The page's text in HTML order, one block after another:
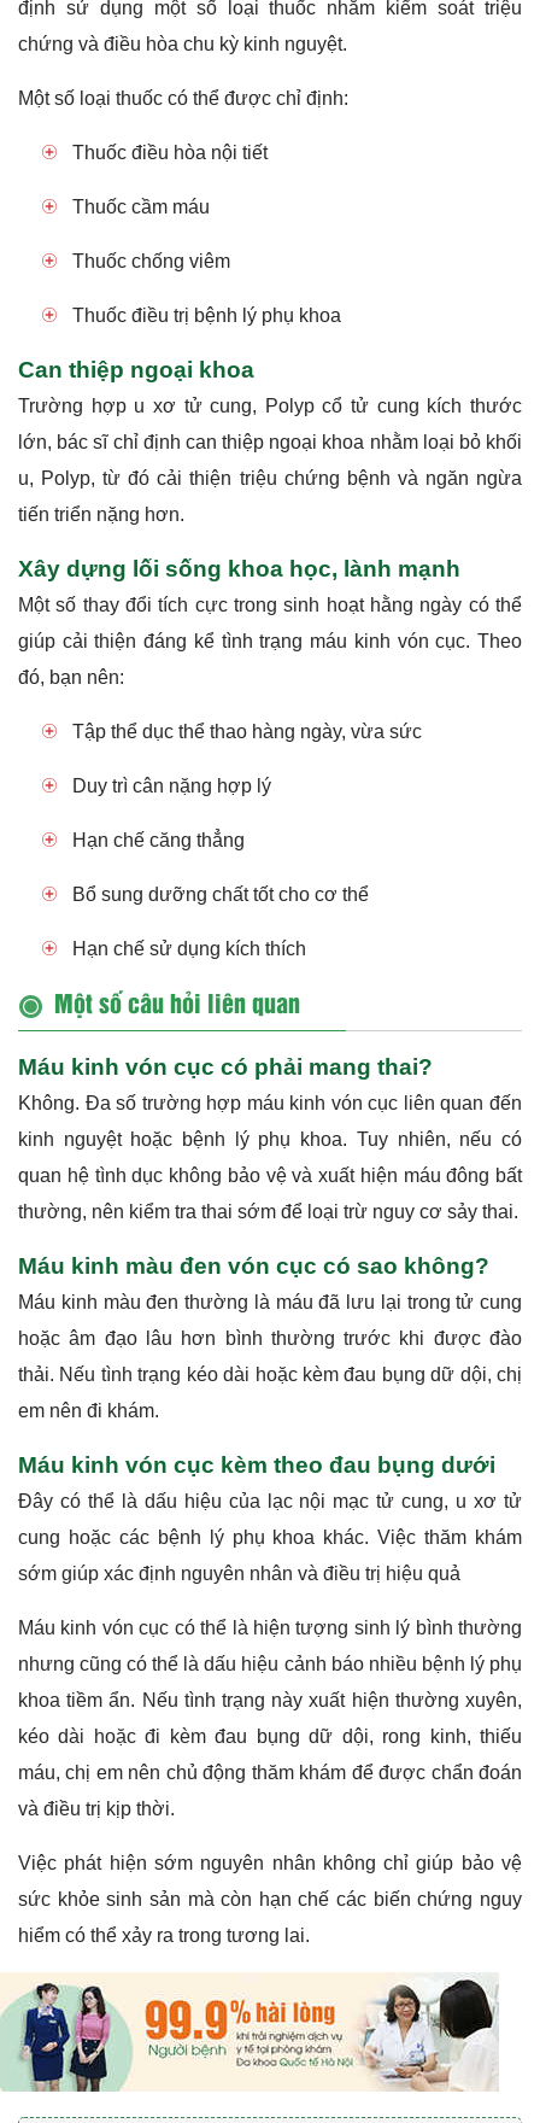
định sử dụng một số loại thuốc nhằm kiểm soát triệu
chứng và điều hòa chu kỳ kinh nguyệt.
Một số loại thuốc có thể được chỉ định:
Thuốc điều hòa nội tiết
Thuốc cầm máu
Thuốc chống viêm
Thuốc điều trị bệnh lý phụ khoa
Can thiệp ngoại khoa
Trường hợp u xơ tử cung, Polyp cổ tử cung kích thước
lớn, bác sĩ chỉ định can thiệp ngoại khoa nhằm loại bỏ khối
u, Polyp, từ đó cải thiện triệu chứng bệnh và ngăn ngừa
tiến triển nặng hơn.
Xây dựng lối sống khoa học, lành mạnh
Một số thay đổi tích cực trong sinh hoạt hằng ngày có thể
giúp cải thiện đáng kể tình trạng máu kinh vón cục. Theo
đó, bạn nên:
Tập thể dục thể thao hàng ngày, vừa sức
Duy trì cân nặng hợp lý
Hạn chế căng thẳng
Bổ sung dưỡng chất tốt cho cơ thể
Hạn chế sử dụng kích thích
Một số câu hỏi liên quan
Máu kinh vón cục có phải mang thai?
Không. Đa số trường hợp máu kinh vón cục liên quan đến
kinh nguyệt hoặc bệnh lý phụ khoa. Tuy nhiên, nếu có
quan hệ tình dục không bảo vệ và xuất hiện máu đông bất
thường, nên kiểm tra thai sớm để loại trừ nguy cơ sảy thai.
Máu kinh màu đen vón cục có sao không?
Máu kinh màu đen thường là máu đã lưu lại trong tử cung
hoặc âm đạo lâu hơn bình thường trước khi được đào
thải. Nếu tình trạng kéo dài hoặc kèm đau bụng dữ dội, chị
em nên đi khám.
Máu kinh vón cục kèm theo đau bụng dưới
Đây có thể là dấu hiệu của lạc nội mạc tử cung, u xơ tử
cung hoặc các bệnh lý phụ khoa khác. Việc thăm khám
sớm giúp xác định nguyên nhân và điều trị hiệu quả
Máu kinh vón cục có thể là hiện tượng sinh lý bình thường
nhưng cũng có thể là dấu hiệu cảnh báo nhiều bệnh lý phụ
khoa tiềm ẩn. Nếu tình trạng này xuất hiện thường xuyên,
kéo dài hoặc đi kèm đau bụng dữ dội, rong kinh, thiếu
máu, chị em nên chủ động thăm khám để được chẩn đoán
và điều trị kịp thời.
Việc phát hiện sớm nguyên nhân không chỉ giúp bảo vệ
sức khỏe sinh sản mà còn hạn chế các biến chứng nguy
hiểm có thể xảy ra trong tương lai.